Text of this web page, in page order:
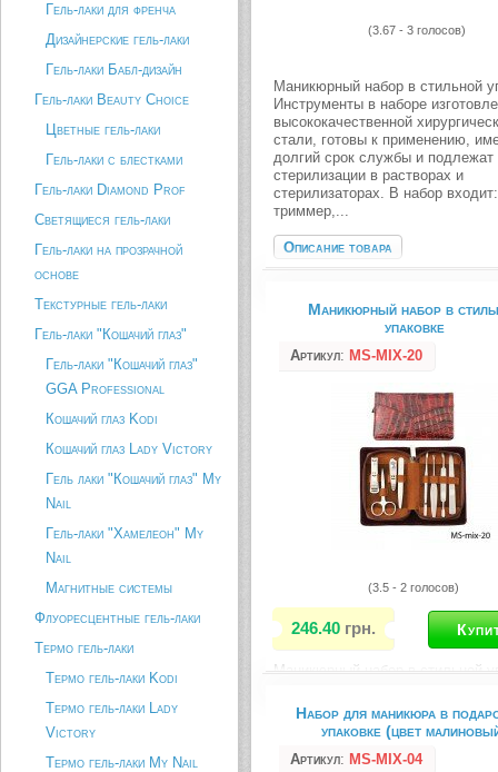
Гель-лаки для френча
Дизайнерские гель-лаки
Гель-лаки Бабл-дизайн
Гель-лаки Beauty Choice
Цветные гель-лаки
Гель-лаки с блестками
Гель-лаки Diamond Prof
Светящиеся гель-лаки
Гель-лаки на прозрачной
основе
Текстурные гель-лаки
Гель-лаки "Кошачий глаз"
Гель-лаки "Кошачий глаз"
GGA Professional
Кошачий глаз Kodi
Кошачий глаз Lady Victory
Гель лаки "Кошачий глаз" My
Nail
Гель-лаки "Хамелеон" My
Nail
Магнитные системы
Флуоресцентные гель-лаки
Термо гель-лаки
Термо гель-лаки Kodi
Термо гель-лаки Lady
Victory
Термо гель-лаки My Nail
(3.67 - 3 голосов)
Маникюрный набор в стильной
Инструменты в наборе
высококачественной
стали, готовы к применению,
долгий срок службы и подлежат
стерилизации в растворах и
стерилизаторах. В набор
триммер,...
Описание товара
Маникюрный набор в
упаковке
Артикул: MS-MIX-20
(3.5 - 2 голосов)
246.40 грн.
Маникюрный набор в стильной
пилка для ногтей, пинцет для
бровей, ножницы маникюрные, 2
книпсера для ногтей.
Набор для маникюра в
упаковке (цвет
Артикул: MS-MIX-04